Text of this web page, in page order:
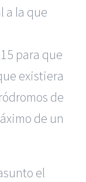
a la que
para que
existiera
de
de un
el